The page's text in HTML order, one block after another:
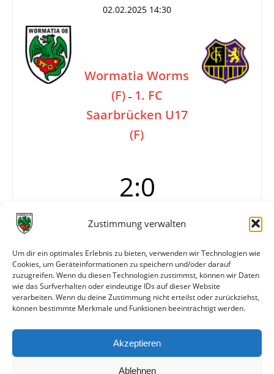
Zustimmung verwalten
Um dir ein optimales Erlebnis zu bieten, verwenden wir Technologien wie
Cookies, um Geräteinformationen zu speichern und/oder darauf
zuzugreifen. Wenn du diesen Technologien zustimmst, können wir Daten
wie das Surfverhalten oder eindeutige IDs auf dieser Website
verarbeiten. Wenn du deine Zustimmung nicht erteilst oder zurückziehst,
können bestimmte Merkmale und Funktionen beeinträchtigt werden.
Akzeptieren
Ablehnen
02.02.2025 14:30
Wormatia Worms
(F) – 1. FC
Saarbrücken U17
(F)
2:0
60 Zuschauer
Tore
1:0 Bari (14.)
2:0 Liebisch (80.)
Schiedsrichter
Marcel Kerker
Alle bisherigen Partien der beiden Mannschaften
anzeigen